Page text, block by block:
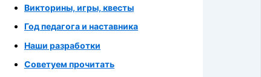
Викторины, игры, квесты
Год педагога и наставника
Наши разработки
Советуем прочитать